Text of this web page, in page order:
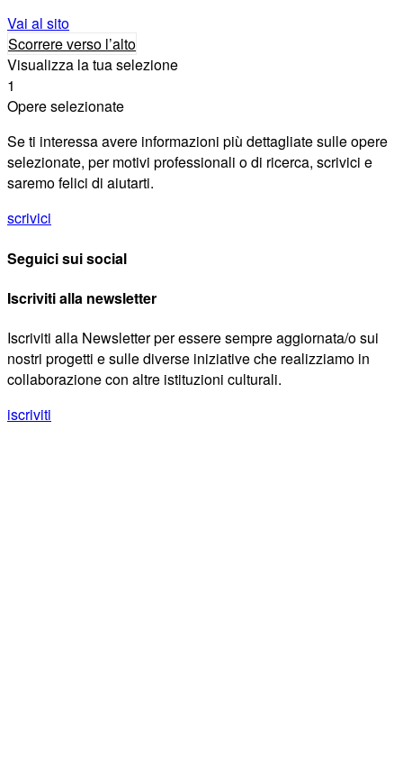
Vai al sito
Scorrere verso l’alto
Visualizza la tua selezione
1
Opere selezionate
Se ti interessa avere informazioni più dettagliate sulle opere
selezionate, per motivi professionali o di ricerca, scrivici e
saremo felici di aiutarti.
scrivici
Seguici sui social
Iscriviti alla newsletter
Iscriviti alla Newsletter per essere sempre aggiornata/o sui
nostri progetti e sulle diverse iniziative che realizziamo in
collaborazione con altre istituzioni culturali.
iscriviti